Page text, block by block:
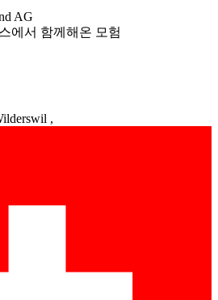
AG
에서 함께해온 모험
,